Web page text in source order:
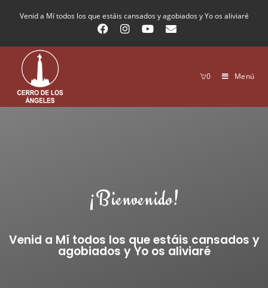
Venid a Mí todos los que estáis cansados y agobiados y Yo os aliviaré
0 Menú
¡Bienvenido!
Venid a Mí todos los que estáis cansados y
agobiados y Yo os aliviaré